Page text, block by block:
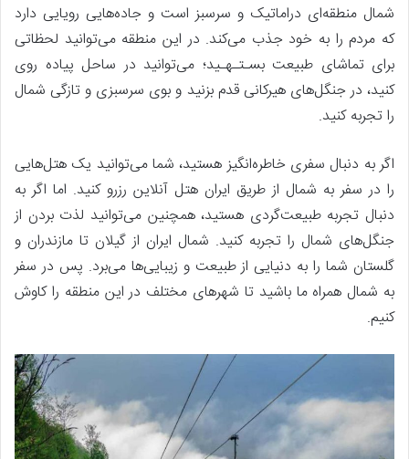
شمال منطقه‌ای دراماتیک و سرسبز است و جاده‌هایی رویایی دارد
که مردم را به خود جذب می‌کند. در این منطقه می‌توانید لحظاتی
برای تماشای طبیعت بسـتـهـید؛ می‌توانید در ساحل پیاده روی
کنید، در جنگل‌های هیرکانی قدم بزنید و بوی سرسبزی و تازگی شمال
را تجربه کنید.
اگر به دنبال سفری خاطره‌انگیز هستید، شما می‌توانید یک هتل‌هایی
را در سفر به شمال از طریق ایران هتل آنلاین رزرو کنید. اما اگر به
دنبال تجربه طبیعت‌گردی هستید، همچنین می‌توانید لذت بردن از
جنگل‌های شمال را تجربه کنید. شمال ایران از گیلان تا مازندران و
گلستان شما را به دنیایی از طبیعت و زیبایی‌ها می‌برد. پس در سفر
به شمال همراه ما باشید تا شهرهای مختلف در این منطقه را کاوش
کنیم.